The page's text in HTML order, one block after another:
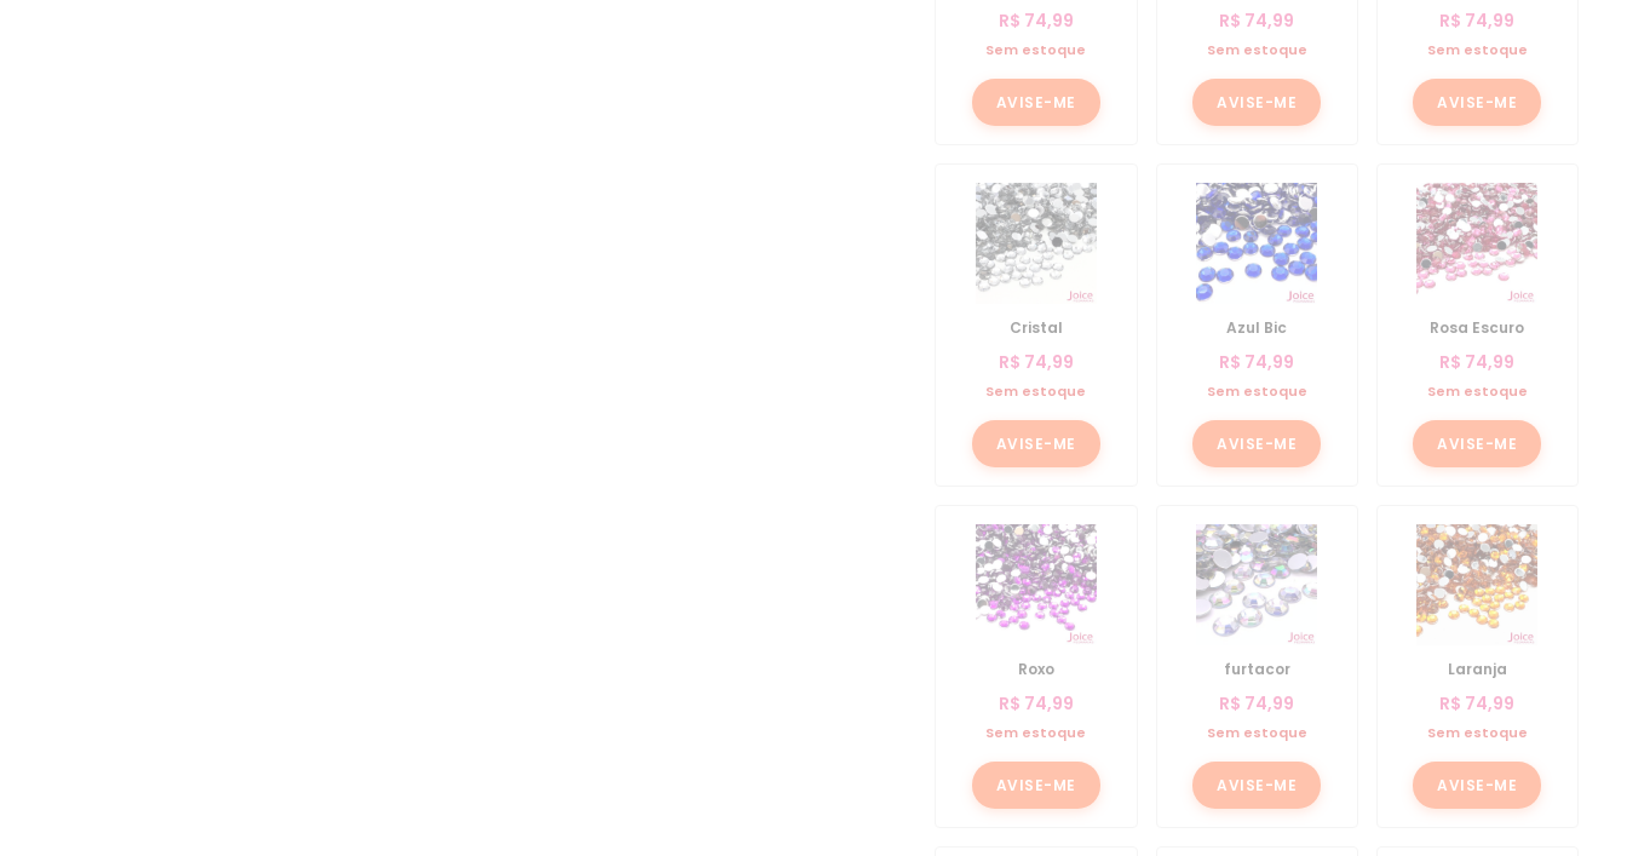
R$ 74,99
Sem estoque
AVISE-ME
R$ 74,99
Sem estoque
AVISE-ME
R$ 74,99
Sem estoque
AVISE-ME
Cristal
R$ 74,99
Sem estoque
AVISE-ME
Azul Bic
R$ 74,99
Sem estoque
AVISE-ME
Rosa Escuro
R$ 74,99
Sem estoque
AVISE-ME
Roxo
R$ 74,99
Sem estoque
AVISE-ME
furtacor
R$ 74,99
Sem estoque
AVISE-ME
Laranja
R$ 74,99
Sem estoque
AVISE-ME